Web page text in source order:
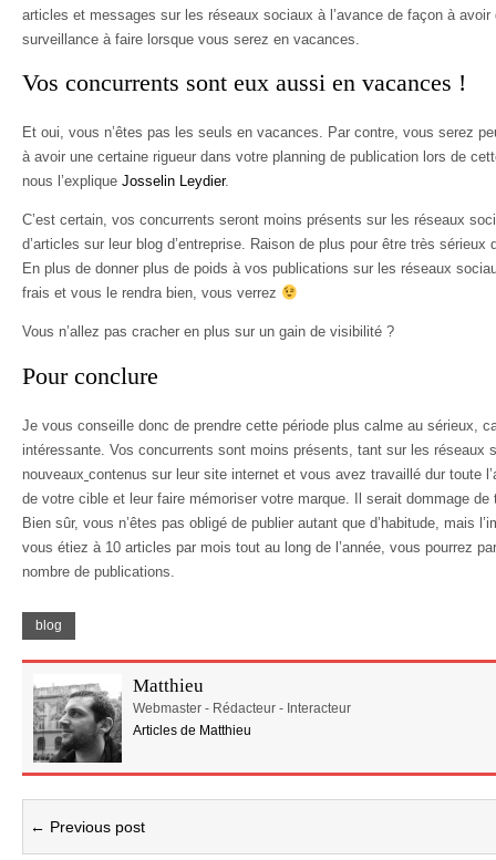
articles et messages sur les réseaux sociaux à l’avance de façon à avoir
surveillance à faire lorsque vous serez en vacances.
Vos concurrents sont eux aussi en vacances !
Et oui, vous n’êtes pas les seuls en vacances. Par contre, vous serez
à avoir une certaine rigueur dans votre planning de publication lors de
nous l’explique Josselin Leydier.
C’est certain, vos concurrents seront moins présents sur les réseaux
d’articles sur leur blog d’entreprise. Raison de plus pour être très sérieux
En plus de donner plus de poids à vos publications sur les réseaux
frais et vous le rendra bien, vous verrez
Vous n’allez pas cracher en plus sur un gain de visibilité ?
Pour conclure
Je vous conseille donc de prendre cette période plus calme au sérieux,
intéressante. Vos concurrents sont moins présents, tant sur les réseaux
nouveaux contenus sur leur site internet et vous avez travaillé dur toute
de votre cible et leur faire mémoriser votre marque. Il serait dommage
Bien sûr, vous n’êtes pas obligé de publier autant que d’habitude, mais
vous étiez à 10 articles par mois tout au long de l’année, vous pourrez
nombre de publications.
blog
Matthieu
Webmaster - Rédacteur - Interacteur
Articles de Matthieu
← Previous post